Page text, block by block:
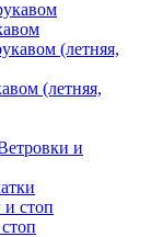
(летняя,
и